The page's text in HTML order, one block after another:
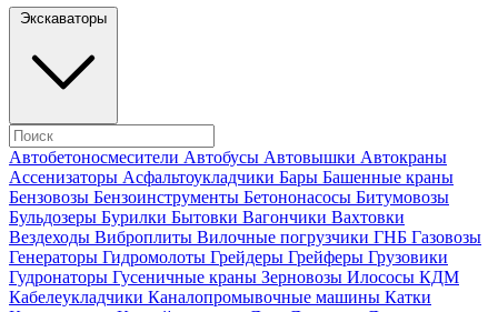
Экскаваторы
Автобетоносмесители Автобусы Автовышки Автокраны
Ассенизаторы Асфальтоукладчики Бары Башенные краны
Бензовозы Бензоинструменты Бетононасосы Битумовозы
Бульдозеры Бурилки Бытовки Вагончики Вахтовки
Вездеходы Виброплиты Вилочные погрузчики ГНБ Газовозы
Генераторы Гидромолоты Грейдеры Грейферы Грузовики
Гудронаторы Гусеничные краны Зерновозы Илососы КДМ
Кабелеукладчики Каналопромывочные машины Катки